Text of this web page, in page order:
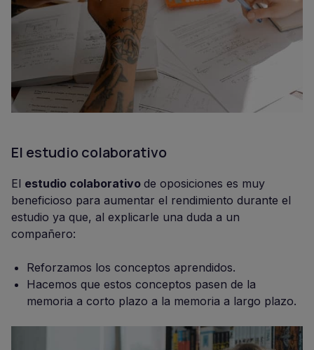
El estudio colaborativo
El estudio colaborativo de oposiciones es muy
beneficioso para aumentar el rendimiento durante el
estudio ya que, al explicarle una duda a un
compañero:
Reforzamos los conceptos aprendidos.
Hacemos que estos conceptos pasen de la
memoria a corto plazo a la memoria a largo plazo.